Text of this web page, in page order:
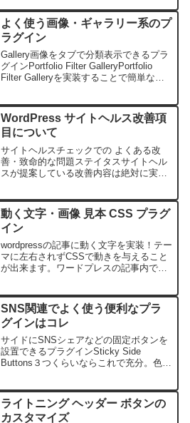
のまま使う。自由に文字列は変更できま
すが、その場合は、ステー...
よく使う画像・ギャラリー系のプ
ラグイン
Gallery画像をタブで分類表示できるプラ
グインPortfolio Filter GalleryPortfolio
Filter Galleryを実装することで簡単なポ
WordPress サイトヘルス改善項
目について
サイトヘルスチェックでの よくある改
善・致命的な問題ステイタスサイトヘル
スが提案している改善内容は絶対に実行
放置しても大丈夫な項目が多いです。サ
イトヘルスでは「改善する...
動く文字・画像 見本 CSS プラグ
イン
wordpressの記事に動く文字を実装！テー
マに左右されずCSSで動きを与えること
が出来ます。ワードプレスの記事内で動
す！今後、記事を書く時に、自分で！簡
単に♪ワンタ...
SNS関連でよく使う便利なプラ
グインはコレ
サイドにSNSシェアなどの固定ボタンを
設置できるプラグインSticky Side
Buttons３つくらいならこれで充分。色も
機能的には上。ダウンロード...
ライトニング ヘッダー ボタンの
カスタマイズ